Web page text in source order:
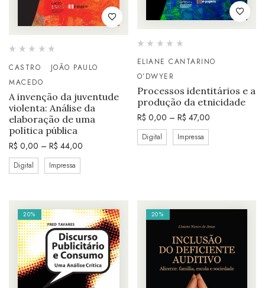
CASTRO
JOÃO PAULO
MACEDO
A invenção da juventude
violenta: Análise da
elaboração de uma
política pública
R$ 0,00 – R$ 44,00
Digital Impressa
ELIANE CANTARINO
O’DWYER
Processos identitários e a
produção da etnicidade
R$ 0,00 – R$ 47,00
Digital Impressa
20% 20%